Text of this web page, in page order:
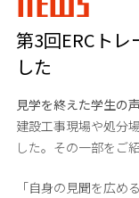
第3回ERCト
した
見学を終えた学生の声
建設工事現場や処分
した。その一部をご
「自身の見聞を広め